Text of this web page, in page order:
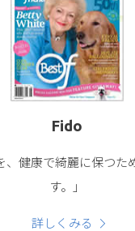
Fido
、健康で綺麗に保つた
す。」
詳しくみる